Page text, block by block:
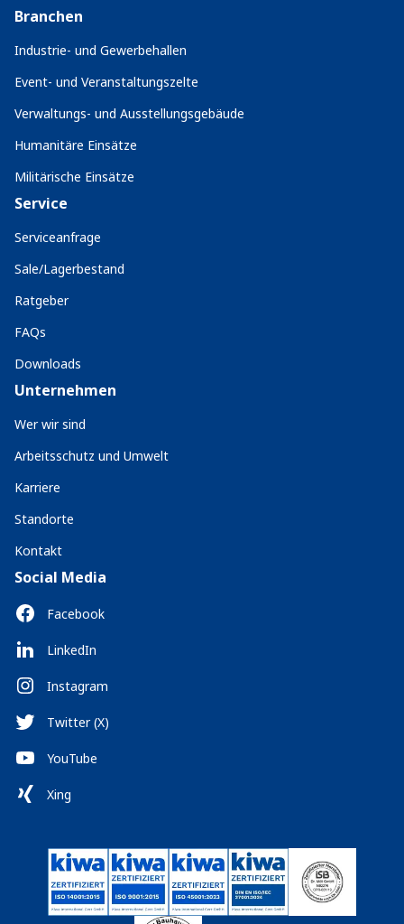
Branchen
Industrie- und Gewerbehallen
Event- und Veranstaltungszelte
Verwaltungs- und Ausstellungsgebäude
Humanitäre Einsätze
Militärische Einsätze
Service
Serviceanfrage
Sale/Lagerbestand
Ratgeber
FAQs
Downloads
Unternehmen
Wer wir sind
Arbeitsschutz und Umwelt
Karriere
Standorte
Kontakt
Social Media
Facebook
LinkedIn
Instagram
Twitter (X)
YouTube
Xing